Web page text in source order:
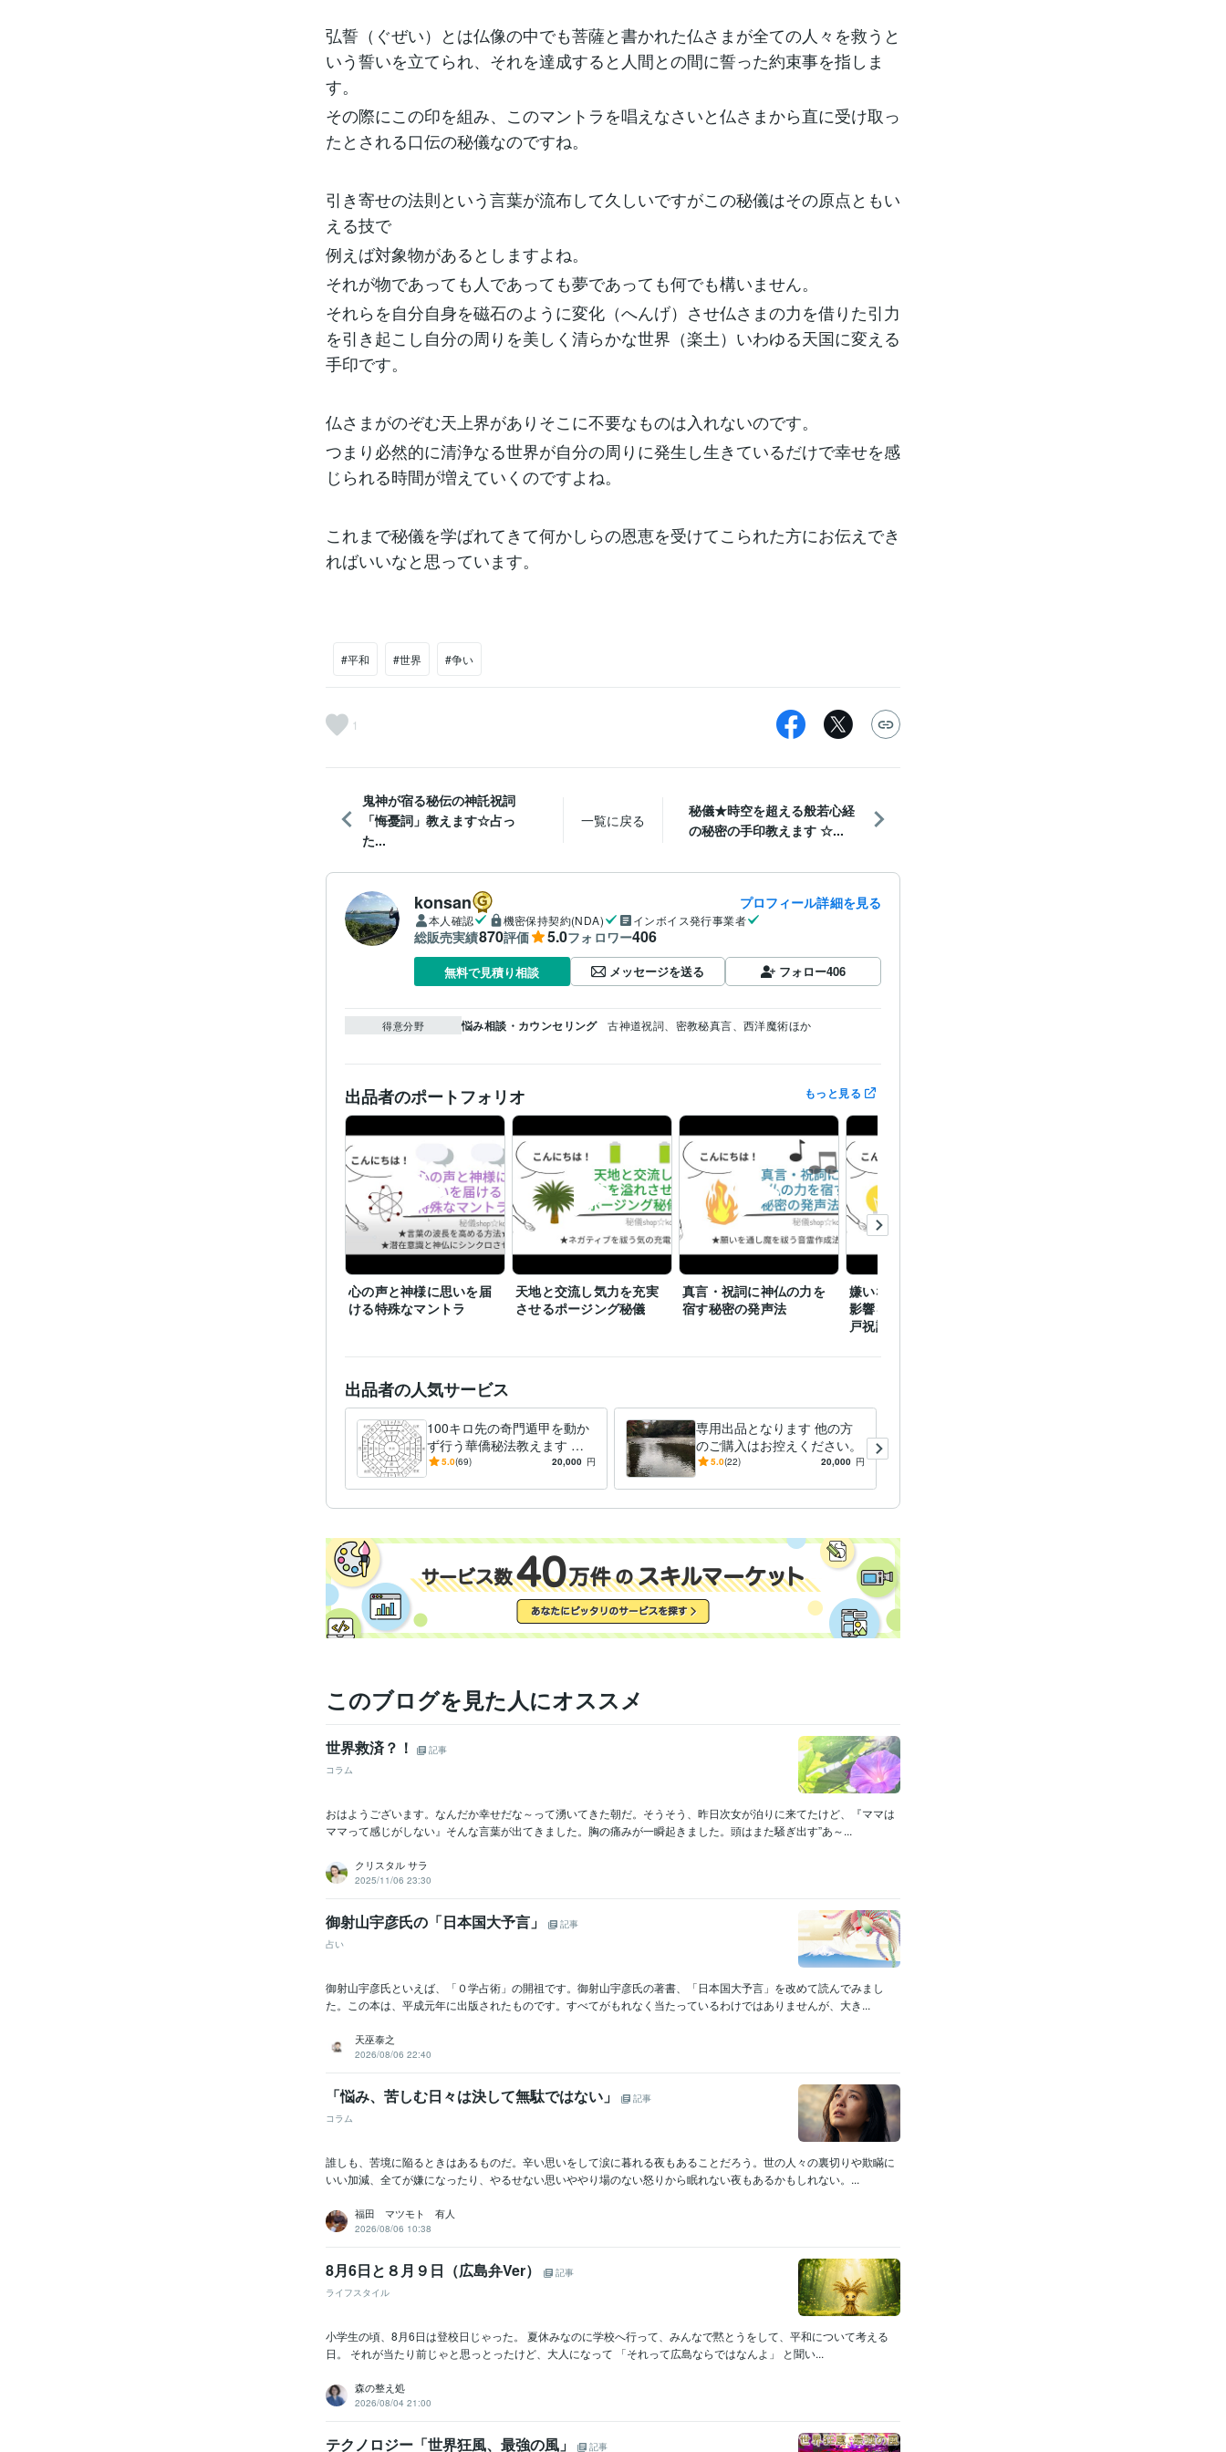
弘誓（ぐぜい）とは仏像の中でも菩薩と書かれた仏さまが全ての人々を救うと
いう誓いを立てられ、それを達成すると人間との間に誓った約束事を指しま
す。
その際にこの印を組み、このマントラを唱えなさいと仏さまから直に受け取っ
たとされる口伝の秘儀なのですね。
引き寄せの法則という言葉が流布して久しいですがこの秘儀はその原点ともい
える技で
例えば対象物があるとしますよね。
それが物であっても人であっても夢であっても何でも構いません。
それらを自分自身を磁石のように変化（へんげ）させ仏さまの力を借りた引力
を引き起こし自分の周りを美しく清らかな世界（楽土）いわゆる天国に変える
手印です。
仏さまがのぞむ天上界がありそこに不要なものは入れないのです。
つまり必然的に清浄なる世界が自分の周りに発生し生きているだけで幸せを感
じられる時間が増えていくのですよね。
これまで秘儀を学ばれてきて何かしらの恩恵を受けてこられた方にお伝えでき
ればいいなと思っています。
#平和 #世界 #争い
1
鬼神が宿る秘伝の神託祝詞
「悔憂詞」教えます☆占っ
た...
一覧に戻る
秘儀★時空を超える般若心経
の秘密の手印教えます ☆...
konsan プロフィール詳細を見る
本人確認 機密保持契約(NDA) インボイス発行事業者
総販売実績870評価 5.0フォロワー406
無料で見積り相談 メッセージを送る フォロー406
得意分野 悩み相談・カウンセリング 古神道祝詞、密教秘真言、西洋魔術ほか
出品者のポートフォリオ もっと見る
心の声と神様に思いを届
ける特殊なマントラ
天地と交流し気力を充実
させるポージング秘儀
真言・祝詞に神仏の力を
宿す秘密の発声法
嫌いな人から想われる悪
影響を無力化する「天岩
戸祝詞」
出品者の人気サービス
100キロ先の奇門遁甲を動か
ず行う華僑秘法教えます 直
伝☆遠方へ旅行しなくても方
5.0(69) 20,000 円
専用出品となります 他の方
のご購入はお控えください。
5.0(22) 20,000 円
このブログを見た人にオススメ
世界救済？！
記事
コラム
おはようございます。なんだか幸せだな～って湧いてきた朝だ。そうそう、昨日次女が泊りに来てたけど、『ママは
ママって感じがしない』そんな言葉が出てきました。胸の痛みが一瞬起きました。頭はまた騒ぎ出す”あ～...
クリスタル サラ
2025/11/06 23:30
御射山宇彦氏の「日本国大予言」
記事
占い
御射山宇彦氏といえば、「０学占術」の開祖です。御射山宇彦氏の著書、「日本国大予言」を改めて読んでみまし
た。この本は、平成元年に出版されたものです。すべてがもれなく当たっているわけではありませんが、大き...
天巫泰之
2026/08/06 22:40
「悩み、苦しむ日々は決して無駄ではない」
記事
コラム
誰しも、苦境に陥るときはあるものだ。辛い思いをして涙に暮れる夜もあることだろう。世の人々の裏切りや欺瞞に
いい加減、全てが嫌になったり、やるせない思いややり場のない怒りから眠れない夜もあるかもしれない。...
福田 マツモト 有人
2026/08/06 10:38
8月6日と８月９日（広島弁Ver）
記事
ライフスタイル
小学生の頃、8月6日は登校日じゃった。 夏休みなのに学校へ行って、みんなで黙とうをして、平和について考える
日。 それが当たり前じゃと思っとったけど、大人になって 「それって広島ならではなんよ」 と聞い...
森の整え処
2026/08/04 21:00
テクノロジー「世界狂風、最強の風」 記事